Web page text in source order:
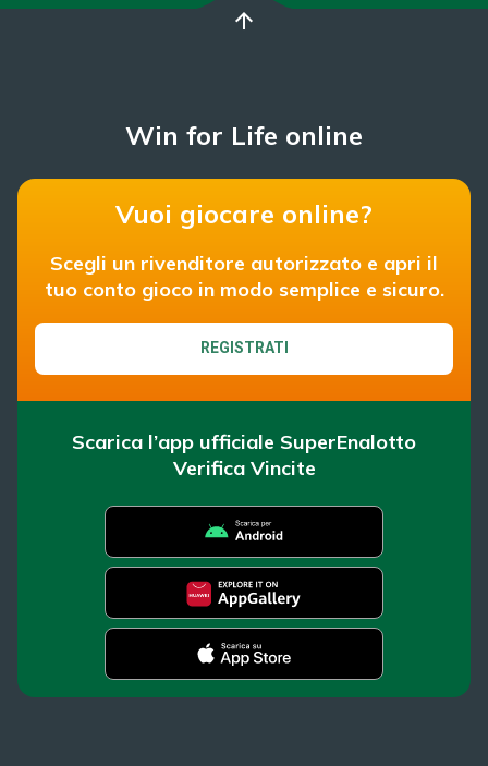
arrow_upward
Win for Life online
Vuoi giocare online?
Scegli un rivenditore autorizzato e apri il
tuo conto gioco in modo semplice e sicuro.
REGISTRATI
Scarica l’app ufficiale SuperEnalotto
Verifica Vincite
SuperEnalotto
News